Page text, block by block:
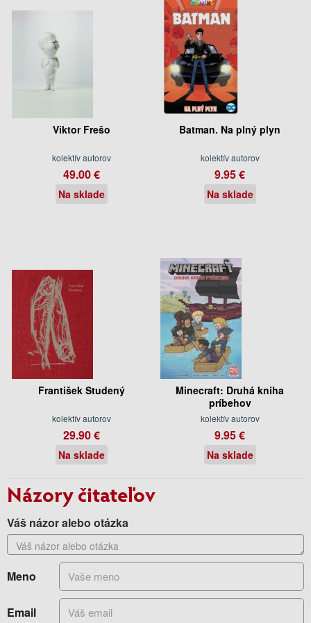
Viktor Frešo
kolektív autorov
49.00 €
Na sklade
Batman. Na plný plyn
kolektív autorov
9.95 €
Na sklade
František Studený
kolektív autorov
29.90 €
Na sklade
Minecraft: Druhá kniha
príbehov
kolektív autorov
9.95 €
Na sklade
Názory čitateľov
Váš názor alebo otázka
Meno
Email